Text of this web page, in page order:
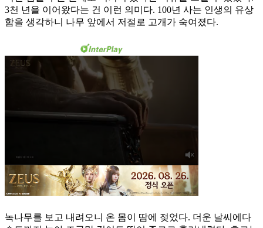
3천 년을 이어왔다는 건 이런 의미다. 100년 사는 인생의 유상
함을 생각하니 나무 앞에서 저절로 고개가 숙여졌다.
녹나무를 보고 내려오니 온 몸이 땀에 젖었다. 더운 날씨에다